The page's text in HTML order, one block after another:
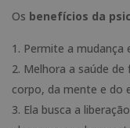
Os benefícios da
Permite a mudança
Melhora a saúde
corpo, da mente e do
Ela busca a